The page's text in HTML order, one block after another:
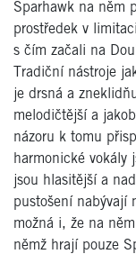
Sparhawk na něm
prostředek v
s čím začali na
Tradiční nástroje
je drsná a
melodičtější a
názoru k tomu
harmonické vokály
jsou hlasitější a
pustošení nabývají
možná i, že na
němž hrají pouze